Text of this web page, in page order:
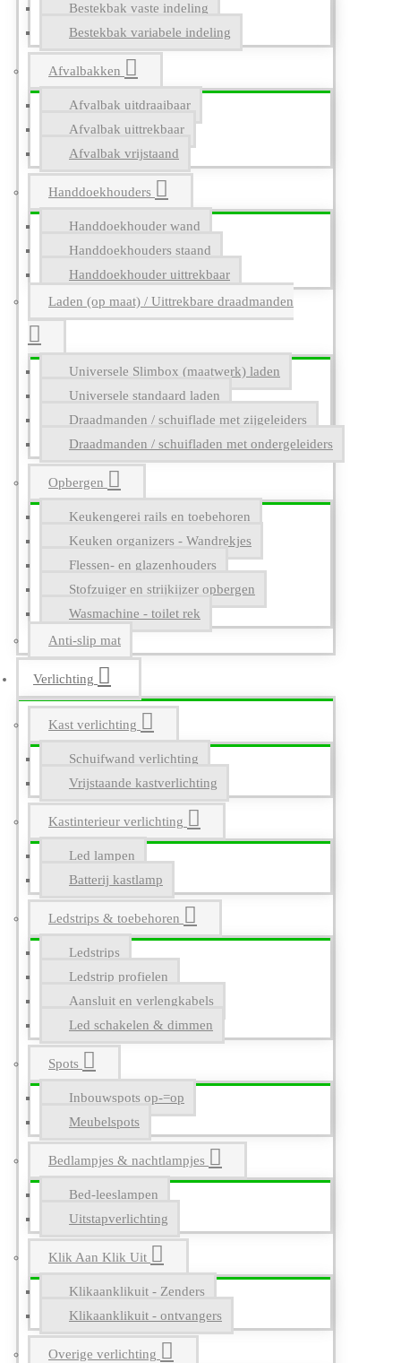
Bestekbak vaste indeling
Bestekbak variabele indeling
Afvalbakken
Afvalbak uitdraaibaar
Afvalbak uittrekbaar
Afvalbak vrijstaand
Handdoekhouders
Handdoekhouder wand
Handdoekhouders staand
Handdoekhouder uittrekbaar
Laden (op maat) / Uittrekbare draadmanden
Universele Slimbox (maatwerk) laden
Universele standaard laden
Draadmanden / schuiflade met zijgeleiders
Draadmanden / schuifladen met ondergeleiders
Opbergen
Keukengerei rails en toebehoren
Keuken organizers - Wandrekjes
Flessen- en glazenhouders
Stofzuiger en strijkijzer opbergen
Wasmachine - toilet rek
Anti-slip mat
Verlichting
Kast verlichting
Schuifwand verlichting
Vrijstaande kastverlichting
Kastinterieur verlichting
Led lampen
Batterij kastlamp
Ledstrips & toebehoren
Ledstrips
Ledstrip profielen
Aansluit en verlengkabels
Led schakelen & dimmen
Spots
Inbouwspots op-=op
Meubelspots
Bedlampjes & nachtlampjes
Bed-leeslampen
Uitstapverlichting
Klik Aan Klik Uit
Klikaanklikuit - Zenders
Klikaanklikuit - ontvangers
Overige verlichting